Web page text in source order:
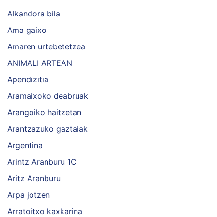
Alkandora bila
Ama gaixo
Amaren urtebetetzea
ANIMALI ARTEAN
Apendizitia
Aramaixoko deabruak
Arangoiko haitzetan
Arantzazuko gaztaiak
Argentina
Arintz Aranburu 1C
Aritz Aranburu
Arpa jotzen
Arratoitxo kaxkarina